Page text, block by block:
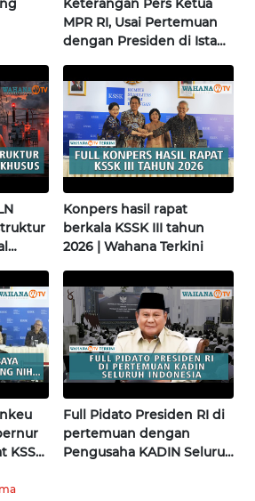
Keterangan Pers Ketua
MPR RI, Usai Pertemuan
dengan Presiden di Istana
Konpers hasil rapat
berkala KSSK III tahun
2026 | Wahana Terkini
KSSK
Full Pidato Presiden RI di
pertemuan dengan
Pengusaha KADIN Seluruh